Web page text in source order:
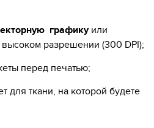
графикуили
разрешении (300 DPI);
перед печатью;
для ткани, на которой будете